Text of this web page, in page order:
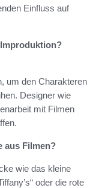
Einfluss auf
um den Charakteren
Designer wie
mit Filmen
aus Filmen?
wie das kleine
oder die rote